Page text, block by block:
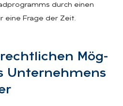
durch einen
eine Frage der Zeit.
Mög­
Un­ter­neh­mens